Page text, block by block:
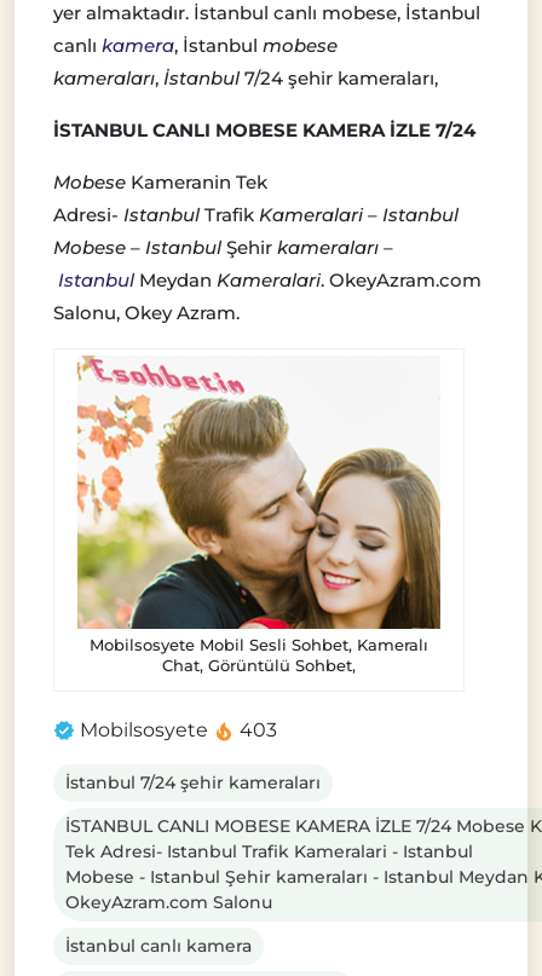
yer almaktadır. İstanbul canlı mobese, İstanbul
canlı kamera, İstanbul mobese
kameraları, İstanbul7/24 şehir kameraları,
İSTANBUL CANLI MOBESE KAMERA İZLE 7/24
Mobese Kameranin Tek
Adresi- IstanbulTrafik Kameralari– Istanbul
Mobese – IstanbulŞehir kameraları –
Istanbul Meydan Kameralari. OkeyAzram.com
Salonu, Okey Azram.
Mobilsosyete Mobil Sesli Sohbet, Kameralı
Chat, Görüntülü Sohbet,
Mobilsosyete 403
İstanbul 7/24 şehir kameraları
İSTANBUL CANLI MOBESE KAMERA İZLE 7/24 Mobese
Tek Adresi- Istanbul Trafik Kameralari - Istanbul
Mobese - Istanbul Şehir kameraları - Istanbul Meydan
OkeyAzram.com Salonu
İstanbul canlı kamera